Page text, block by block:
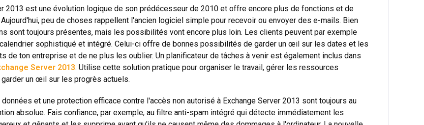
2013 est une évolution logique de son prédécesseur de 2010 et offre encore plus de fonctions et de
peu de choses rappellent l'ancien logiciel simple pour recevoir ou envoyer des e-mails. Bien
sont toujours présentes, mais les possibilités vont encore plus loin. Les clients peuvent par exemple
sophistiqué et intégré. Celui-ci offre de bonnes possibilités de garder un œil sur les dates et les
de ton entreprise et de ne plus les oublier. Un planificateur de tâches à venir est également inclus dans
Server 2013. Utilise cette solution pratique pour organiser le travail, gérer les ressources
un œil sur les progrès actuels.
et une protection efficace contre l'accès non autorisé à Exchange Server 2013 sont toujours au
absolue. Fais confiance, par exemple, au filtre anti-spam intégré qui détecte immédiatement les